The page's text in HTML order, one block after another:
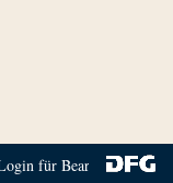
für Bearbeiter